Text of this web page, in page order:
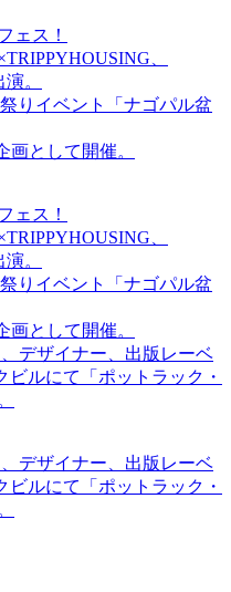
ェス！
、
。
りイベント「ナゴパル盆
として開催。
ェス！
、
。
りイベント「ナゴパル盆
として開催。
デザイナー、出版レーベ
ルにて「ポットラック・
デザイナー、出版レーベ
ルにて「ポットラック・